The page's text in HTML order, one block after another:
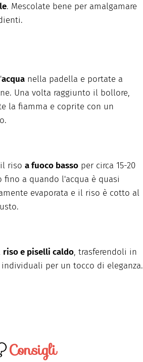
. Mescolate bene per amalgamare
acqua nella padella e portate a
Una volta raggiunto il bollore,
la fiamma e coprite con un
riso a fuoco basso per circa 15-20
fino a quando l'acqua è quasi
evaporata e il riso è cotto al
riso e piselli caldo, trasferendoli in
per un tocco di eleganza.
Consigli